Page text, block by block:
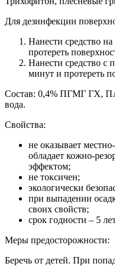
Для дезинфекции
Нанести средство
протереть
Нанести средство с
минут и протереть
Состав: 0,4% ПГМГ ГХ,
вода.
Свойства:
не оказывает
обладает кожно-
эффектом;
не токсичен;
экологически
при выпадении
своих свойств;
срок годности – 5
Меры предосторожности:
Беречь от детей. При